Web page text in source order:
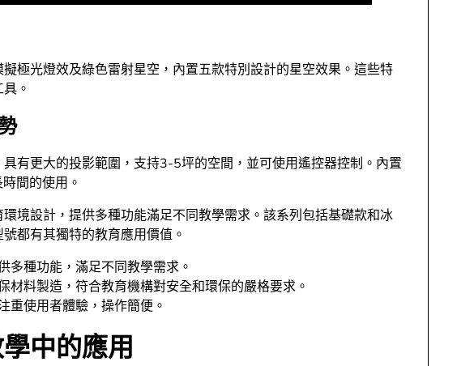
極光燈效及綠色雷射星空，內置五款特別設計的星空效果。這些特
。
有更大的投影範圍，支持3-5坪的空間，並可使用遙控器控制。內置
間的使用。
境設計，提供多種功能滿足不同教學需求。該系列包括基礎款和冰
都有其獨特的教育應用價值。
多種功能，滿足不同教學需求。
材料製造，符合教育機構對安全和環保的嚴格要求。
重使用者體驗，操作簡便。
中的應用